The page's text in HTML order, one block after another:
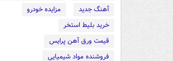
آهنگ جدید
مزایده خودرو
خرید بلیط استخر
قیمت ورق آهن پرایس
فروشنده مواد شیمیایی